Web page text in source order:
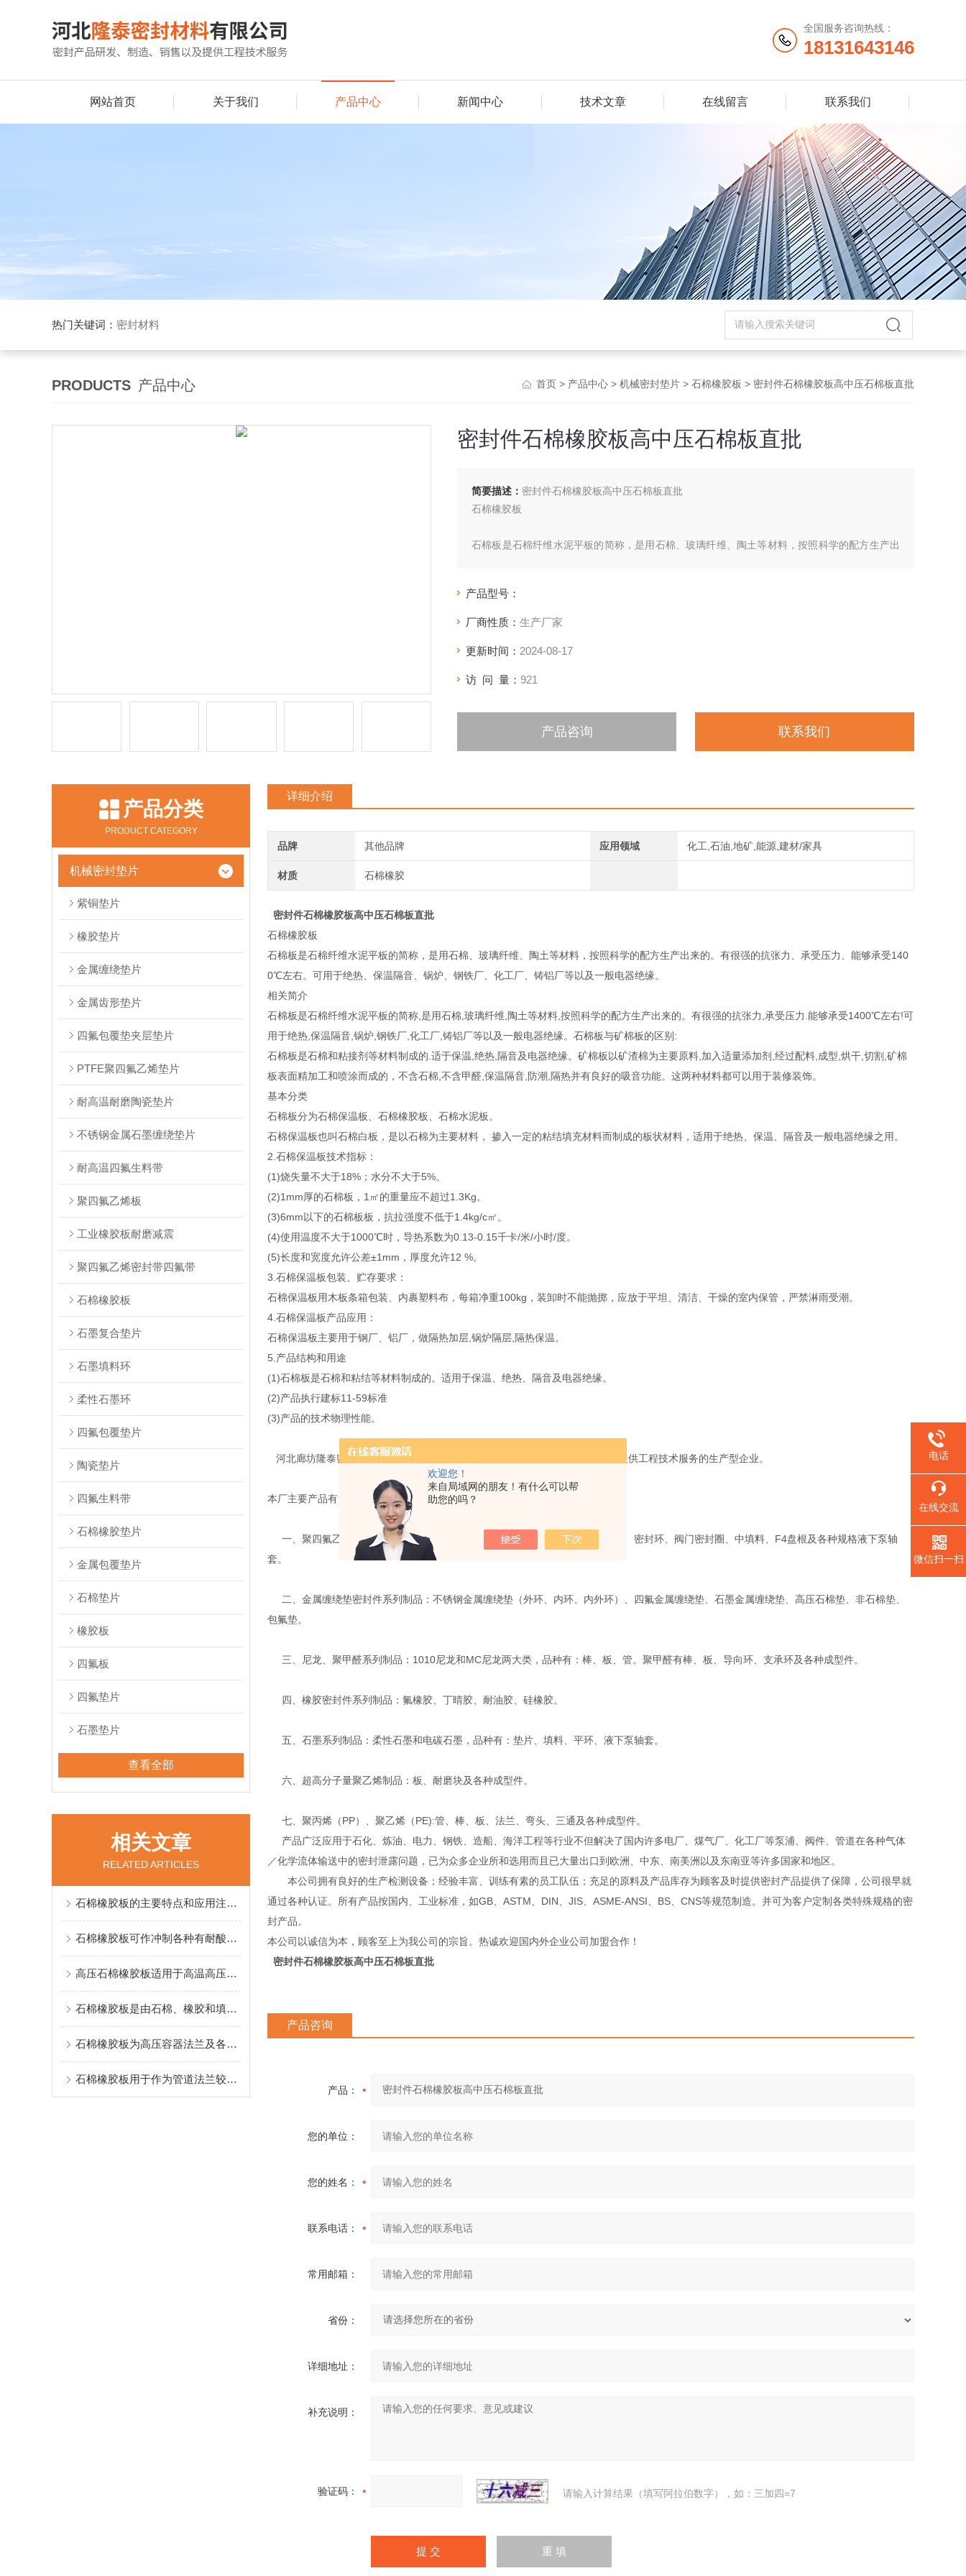
欢迎您！
来自局域网的朋友！有什么可以帮
助您的吗？
全国服务咨询热线：
18131643146
网站首页 关于我们 产品中心 新闻中心 技术文章 在线留言 联系我们
热门关键词： 密封材料
PRODUCTS 产品中心 首页 > 产品中心 > 机械密封垫片 > 石棉橡胶板 > 密封件石棉橡胶板高中压石棉板直批
密封件石棉橡胶板高中压石棉板直批
简要描述： 密封件石棉橡胶板高中压石棉板直批
石棉橡胶板
石棉板是石棉纤维水泥平板的简称，是用石棉、玻璃纤维、陶土等材料，按照科学的配方生产出
产品型号：
厂商性质： 生产厂家
更新时间： 2024-08-17
访 问 量： 921
产品咨询 联系我们
产品分类
PRODUCT CATEGORY
机械密封垫片
紫铜垫片
橡胶垫片
金属缠绕垫片
金属齿形垫片
四氟包覆垫夹层垫片
PTFE聚四氟乙烯垫片
耐高温耐磨陶瓷垫片
不锈钢金属石墨缠绕垫片
耐高温四氟生料带
聚四氟乙烯板
工业橡胶板耐磨减震
聚四氟乙烯密封带四氟带
石棉橡胶板
石墨复合垫片
石墨填料环
柔性石墨环
四氟包覆垫片
陶瓷垫片
四氟生料带
石棉橡胶垫片
金属包覆垫片
石棉垫片
橡胶板
四氟板
四氟垫片
石墨垫片
查看全部
相关文章
RELATED ARTICLES
石棉橡胶板的主要特点和应用注意事项说明
石棉橡胶板可作冲制各种有耐酸碱要求的密封性能较好的垫圈
高压石棉橡胶板适用于高温高压环境
石棉橡胶板是由石棉、橡胶和填料经压制而成的
石棉橡胶板为高压容器法兰及各种机械连接面用的密封材料的材料
石棉橡胶板用于作为管道法兰较为常见
详细介绍
品牌 其他品牌 应用领域 化工,石油,地矿,能源,建材/家具
材质 石棉橡胶
密封件石棉橡胶板高中压石棉板直批
石棉橡胶板
石棉板是石棉纤维水泥平板的简称，是用石棉、玻璃纤维、陶土等材料，按照科学的配方生产出来的。有很强的抗张力、承受压力、能够承受140
0℃左右。可用于绝热、保温隔音、锅炉、钢铁厂、化工厂、铸铝厂等以及一般电器绝缘。
相关简介
石棉板是石棉纤维水泥平板的简称,是用石棉,玻璃纤维,陶土等材料,按照科学的配方生产出来的。有很强的抗张力,承受压力.能够承受1400℃左右!可
用于绝热,保温隔音,锅炉,钢铁厂,化工厂,铸铝厂等以及一般电器绝缘。石棉板与矿棉板的区别:
石棉板是石棉和粘接剂等材料制成的.适于保温,绝热,隔音及电器绝缘。矿棉板以矿渣棉为主要原料,加入适量添加剂,经过配料,成型,烘干,切割,矿棉
板表面精加工和喷涂而成的，不含石棉,不含甲醛,保温隔音,防潮,隔热并有良好的吸音功能。这两种材料都可以用于装修装饰。
基本分类
石棉板分为石棉保温板、石棉橡胶板、石棉水泥板。
石棉保温板也叫石棉白板，是以石棉为主要材料， 掺入一定的粘结填充材料而制成的板状材料，适用于绝热、保温、隔音及一般电器绝缘之用。
2.石棉保温板技术指标：
(1)烧失量不大于18%；水分不大于5%。
(2)1mm厚的石棉板，1㎡的重量应不超过1.3Kg。
(3)6mm以下的石棉板板，抗拉强度不低于1.4kg/c㎡。
(4)使用温度不大于1000℃时，导热系数为0.13-0.15千卡/米/小时/度。
(5)长度和宽度允许公差±1mm，厚度允许12 %。
3.石棉保温板包装、贮存要求：
石棉保温板用木板条箱包装、内裹塑料布，每箱净重100kg，装卸时不能抛掷，应放于平坦、清洁、干燥的室内保管，严禁淋雨受潮。
4.石棉保温板产品应用：
石棉保温板主要用于钢厂、铝厂，做隔热加层,锅炉隔层,隔热保温。
5.产品结构和用途
(1)石棉板是石棉和粘结等材料制成的。适用于保温、绝热、隔音及电器绝缘。
(2)产品执行建标11-59标准
(3)产品的技术物理性能。
河北廊坊隆泰密封材料有限公司是一家专业以密封产品研发、制造、销售以及提供工程技术服务的生产型企业。
本厂主要产品有：
一、聚四氟乙烯密封件系列制品：管、棒、板、车削板、薄膜、生料带、垫圈、密封环、阀门密封圈、中填料、F4盘根及各种规格液下泵轴
套。
二、金属缠绕垫密封件系列制品：不锈钢金属缠绕垫（外环、内环、内外环）、四氟金属缠绕垫、石墨金属缠绕垫、高压石棉垫、非石棉垫、
包氟垫。
三、尼龙、聚甲醛系列制品：1010尼龙和MC尼龙两大类，品种有：棒、板、管。聚甲醛有棒、板、导向环、支承环及各种成型件。
四、橡胶密封件系列制品：氟橡胶、丁晴胶、耐油胶、硅橡胶。
五、石墨系列制品：柔性石墨和电碳石墨，品种有：垫片、填料、平环、液下泵轴套。
六、超高分子量聚乙烯制品：板、耐磨块及各种成型件。
七、聚丙烯（PP）、聚乙烯（PE):管、棒、板、法兰、弯头、三通及各种成型件。
产品广泛应用于石化、炼油、电力、钢铁、造船、海洋工程等行业不但解决了国内许多电厂、煤气厂、化工厂等泵浦、阀件、管道在各种气体
／化学流体输送中的密封泄露问题，已为众多企业所和选用而且已大量出口到欧洲、中东、南美洲以及东南亚等许多国家和地区。
本公司拥有良好的生产检测设备；经验丰富、训练有素的员工队伍；充足的原料及产品库存为顾客及时提供密封产品提供了保障，公司很早就
通过各种认证。所有产品按国内、工业标准，如GB、ASTM、DIN、JIS、ASME-ANSI、BS、CNS等规范制造。并可为客户定制各类特殊规格的密
封产品。
本公司以诚信为本，顾客至上为我公司的宗旨。热诚欢迎国内外企业公司加盟合作！
密封件石棉橡胶板高中压石棉板直批
产品咨询
产品：
您的单位：
您的姓名：
联系电话：
常用邮箱：
省份：
详细地址：
补充说明：
验证码： 请输入计算结果（填写阿拉伯数字），如：三加四=7
电话
在线交流
微信扫一扫